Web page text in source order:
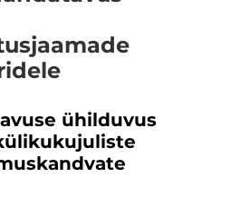
ühilduvus